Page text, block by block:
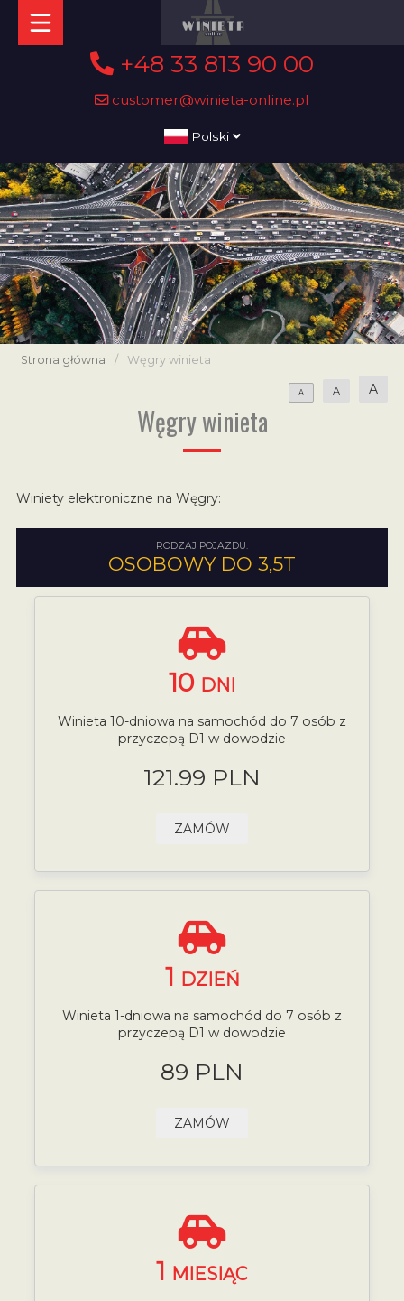
+48 33 813 90 00
customer@winieta-online.pl
Polski
Strona główna / Węgry winieta
A A A
Węgry winieta
Winiety elektroniczne na Węgry:
RODZAJ POJAZDU:
OSOBOWY DO 3,5T
10 DNI
Winieta 10-dniowa na samochód do 7 osób z
przyczepą D1 w dowodzie
121.99 PLN
ZAMÓW
1 DZIEŃ
Winieta 1-dniowa na samochód do 7 osób z
przyczepą D1 w dowodzie
89 PLN
ZAMÓW
1 MIESIĄC